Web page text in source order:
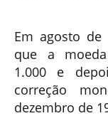
Em agosto
que a
1.000 e
correção
dezembro de